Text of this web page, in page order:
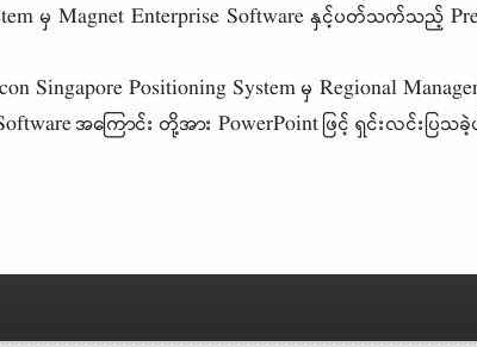
မှ Magnet Enterprise Software နှင့်ပတ်သက်သည့်
Singapore Positioning System မှ Regional
အကြောင်း တို့အား PowerPoint ဖြင့် ရှင်းလင်းပြသ